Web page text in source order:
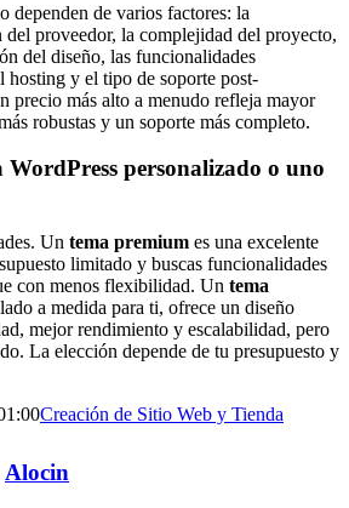
dependen de varios factores: la
proveedor, la complejidad del proyecto,
del diseño, las funcionalidades
hosting y el tipo de soporte post-
precio más alto a menudo refleja mayor
robustas y un soporte más completo.
WordPress personalizado o uno
Un tema premium es una excelente
limitado y buscas funcionalidades
con menos flexibilidad. Un tema
a medida para ti, ofrece un diseño
mejor rendimiento y escalabilidad, pero
La elección depende de tu presupuesto y
Creación de Sitio Web y Tienda
Alocin